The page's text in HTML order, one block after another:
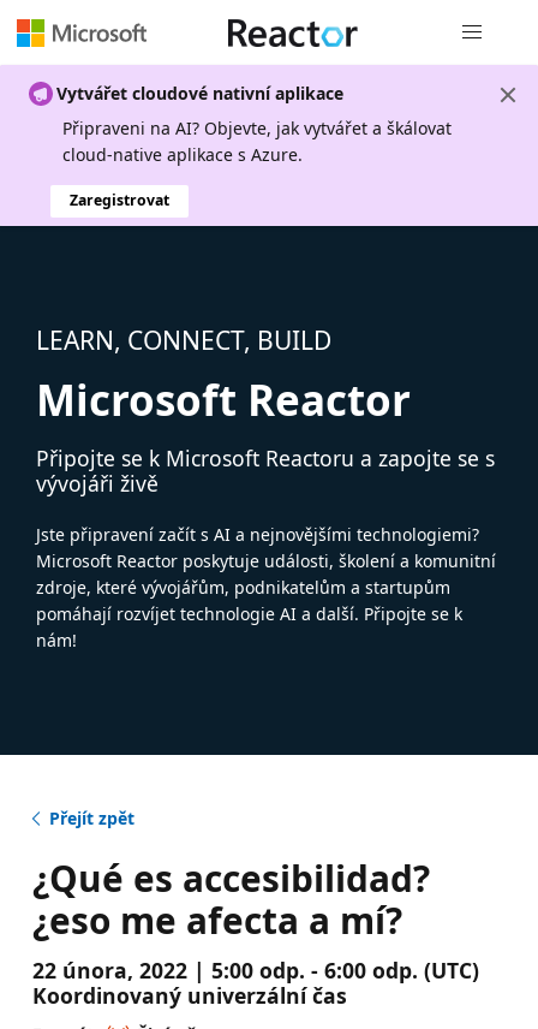
Vytvářet cloudové nativní aplikace
Připraveni na AI? Objevte, jak vytvářet a škálovat
cloud-native aplikace s Azure.
Zaregistrovat
LEARN, CONNECT, BUILD
Microsoft Reactor
Připojte se k Microsoft Reactoru a zapojte se s
vývojáři živě
Jste připravení začít s AI a nejnovějšími technologiemi?
Microsoft Reactor poskytuje události, školení a komunitní
zdroje, které vývojářům, podnikatelům a startupům
pomáhají rozvíjet technologie AI a další. Připojte se k
nám!
Přejít zpět
¿Qué es accesibilidad?
¿eso me afecta a mí?
22 února, 2022 | 5:00 odp. - 6:00 odp. (UTC)
Koordinovaný univerzální čas